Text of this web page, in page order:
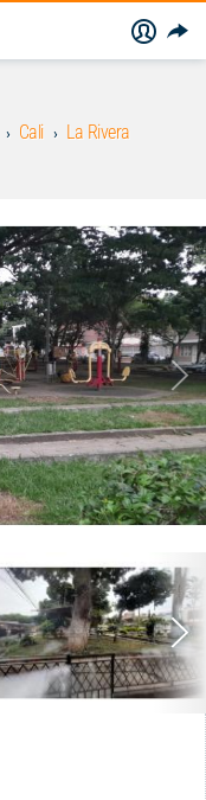
Cali La Rivera